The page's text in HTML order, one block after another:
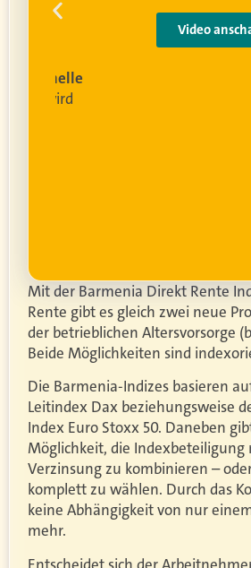
wird
Video
Mit der Barmenia Direkt Rente
Rente gibt es gleich zwei neue
der betrieblichen Altersvorsorge
Beide Möglichkeiten sind
Die Barmenia-Indizes basieren
Leitindex Dax beziehungsweise
Index Euro Stoxx 50. Daneben
Möglichkeit, die Indexbeteiligung
Verzinsung zu kombinieren –
komplett zu wählen. Durch das
keine Abhängigkeit von nur
mehr.
Entscheidet sich der